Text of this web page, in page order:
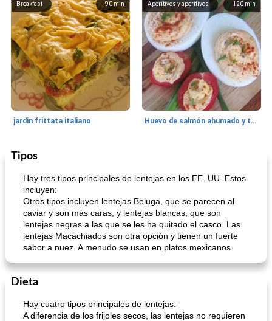
90 min
Breakfast
jardin frittata italiano
120 min
Aperitivos y aperitivos
Huevo de salmón ahumado y tomates rellenos.
Bebidas
Batido de leche de caramelo de mantequilla (alcohólico) Tarta de mantequilla de naranja pasada de moda
Tipos
Hay tres tipos principales de lentejas en los EE. UU. Estos
incluyen:
Otros tipos incluyen lentejas Beluga, que se parecen al
caviar y son más caras, y lentejas blancas, que son
lentejas negras a las que se les ha quitado el casco. Las
lentejas Macachiados son otra opción y tienen un fuerte
sabor a nuez. A menudo se usan en platos mexicanos.
Dieta
Hay cuatro tipos principales de lentejas:
A diferencia de los frijoles secos, las lentejas no requieren